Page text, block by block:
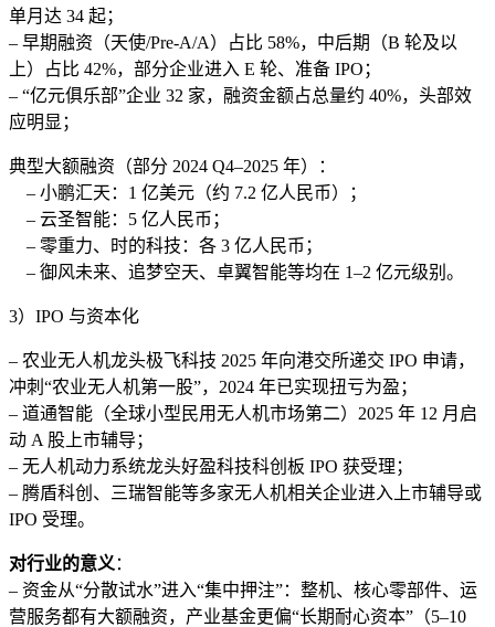
单月达 34 起；
– 早期融资（天使/Pre-A/A）占比 58%，中后期（B 轮及以
上）占比 42%，部分企业进入 E 轮、准备 IPO；
– “亿元俱乐部”企业 32 家，融资金额占总量约 40%，头部效
应明显；
典型大额融资（部分 2024 Q4–2025 年）：
– 小鹏汇天：1 亿美元（约 7.2 亿人民币）；
– 云圣智能：5 亿人民币；
– 零重力、时的科技：各 3 亿人民币；
– 御风未来、追梦空天、卓翼智能等均在 1–2 亿元级别。
3）IPO 与资本化
– 农业无人机龙头极飞科技 2025 年向港交所递交 IPO 申请，
冲刺“农业无人机第一股”，2024 年已实现扭亏为盈；
– 道通智能（全球小型民用无人机市场第二）2025 年 12 月启
动 A 股上市辅导；
– 无人机动力系统龙头好盈科技科创板 IPO 获受理；
– 腾盾科创、三瑞智能等多家无人机相关企业进入上市辅导或
IPO 受理。
对行业的意义 ：
– 资金从“分散试水”进入“集中押注”：整机、核心零部件、运
营服务都有大额融资，产业基金更偏“长期耐心资本”（5–10